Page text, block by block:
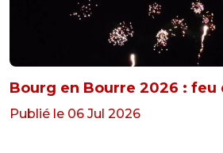
Bourg en Bourre 2026 :
Publié le 06 Jul 2026